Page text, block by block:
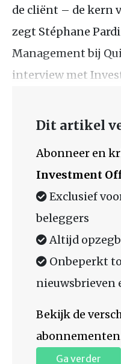
de cliënt – de kern
zegt Stéphane
Management bij
interview met
Dit artikel
Abonneer en
Investment
Exclusief
beleggers
Altijd
Onbeperkt
nieuwsbrieven
Bekijk de
Ga verder